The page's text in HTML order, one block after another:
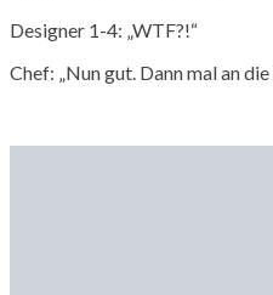
Designer 1-4: „WTF?!“
Chef: „Nun gut. Dann mal an